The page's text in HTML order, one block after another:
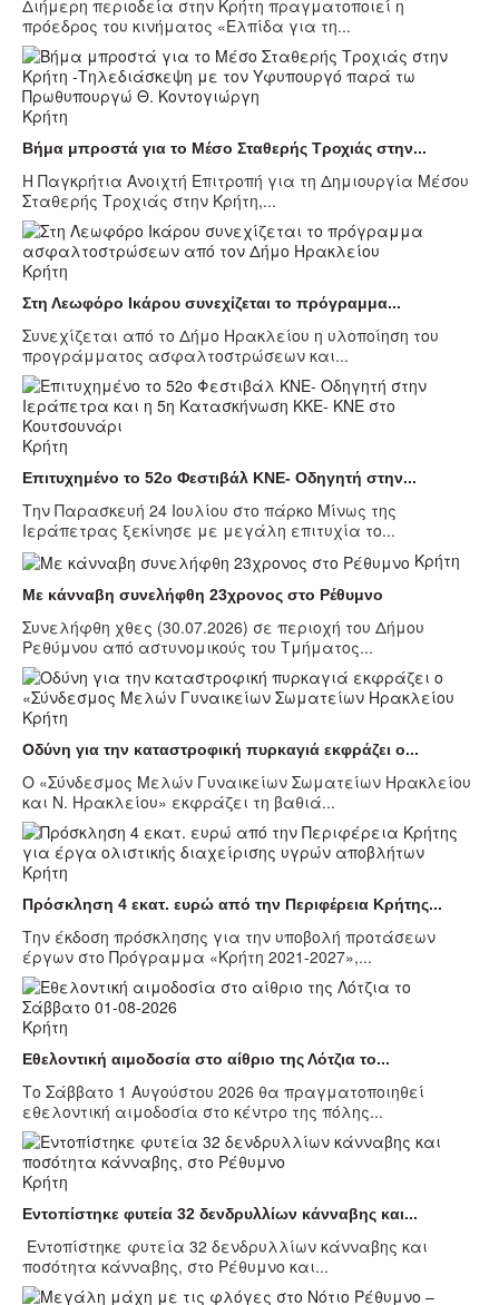
Διήμερη περιοδεία στην Κρήτη πραγματοποιεί η
πρόεδρος του κινήματος «Ελπίδα για τη...
Κρήτη
Βήμα μπροστά για το Μέσο Σταθερής Τροχιάς στην...
Η Παγκρήτια Ανοιχτή Επιτροπή για τη Δημιουργία Μέσου
Σταθερής Τροχιάς στην Κρήτη,...
Κρήτη
Στη Λεωφόρο Ικάρου συνεχίζεται το πρόγραμμα...
Συνεχίζεται από το Δήμο Ηρακλείου η υλοποίηση του
προγράμματος ασφαλτοστρώσεων και...
Κρήτη
Επιτυχημένο το 52ο Φεστιβάλ ΚΝΕ- Οδηγητή στην...
Την Παρασκευή 24 Ιουλίου στο πάρκο Μίνως της
Ιεράπετρας ξεκίνησε με μεγάλη επιτυχία το...
Κρήτη
Με κάνναβη συνελήφθη 23χρονος στο Ρέθυμνο
Συνελήφθη χθες (30.07.2026) σε περιοχή του Δήμου
Ρεθύμνου από αστυνομικούς του Τμήματος...
Κρήτη
Οδύνη για την καταστροφική πυρκαγιά εκφράζει ο...
Ο «Σύνδεσμος Μελών Γυναικείων Σωματείων Ηρακλείου
και Ν. Ηρακλείου» εκφράζει τη βαθιά...
Κρήτη
Πρόσκληση 4 εκατ. ευρώ από την Περιφέρεια Κρήτης...
Την έκδοση πρόσκλησης για την υποβολή προτάσεων
έργων στο Πρόγραμμα «Κρήτη 2021-2027»,...
Κρήτη
Εθελοντική αιμοδοσία στο αίθριο της Λότζια το...
Το Σάββατο 1 Αυγούστου 2026 θα πραγματοποιηθεί
εθελοντική αιμοδοσία στο κέντρο της πόλης...
Κρήτη
Εντοπίστηκε φυτεία 32 δενδρυλλίων κάνναβης και...
Εντοπίστηκε φυτεία 32 δενδρυλλίων κάνναβης και
ποσότητα κάνναβης, στο Ρέθυμνο και...